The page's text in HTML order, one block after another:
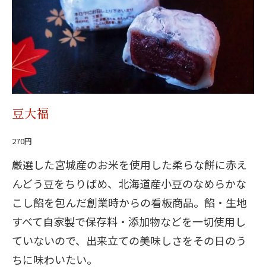
豆大福
270円
厳選した宮城産のお米を使用した柔らな餅に赤え
んどう豆をちりばめ、北海道産小豆のなめらかな
こし餡を包んだ創業時からの看板商品。餡・生地
すべて自家製で保存料・添加物などを一切使用し
ていないので、出来立ての美味しさをその日のう
ちに味わいたい。